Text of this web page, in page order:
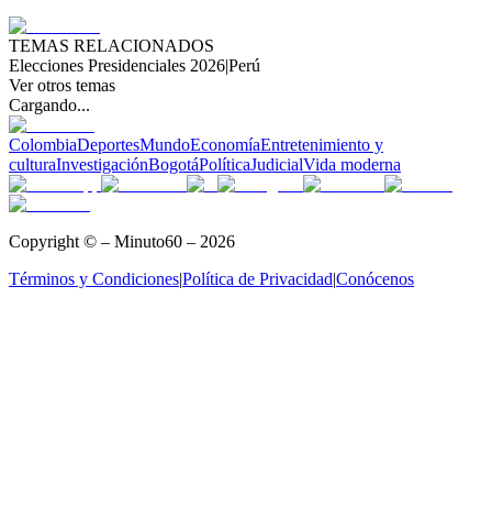
TEMAS RELACIONADOS
Elecciones Presidenciales 2026|Perú
Ver otros temas
Cargando...
ColombiaDeportesMundoEconomíaEntretenimiento y
culturaInvestigaciónBogotáPolíticaJudicialVida moderna
Copyright © – Minuto60 – 2026
Términos y Condiciones|Política de Privacidad|Conócenos